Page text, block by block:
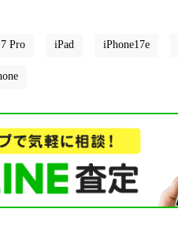
Pro iPad iPhone17e